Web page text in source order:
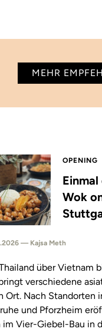
MEHR
OPENING
Wok
— Kajsa Meth
über Vietnam
verschiedene
Ort. Nach Standorten
und Pforzheim
im Vier-Giebel-Bau in